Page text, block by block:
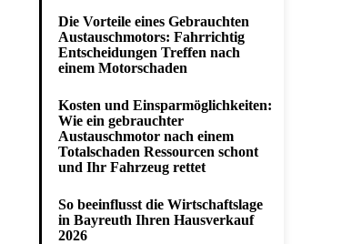
Die Vorteile eines Gebrauchten
Austauschmotors: Fahrrichtig
Entscheidungen Treffen nach
einem Motorschaden
Kosten und Einsparmöglichkeiten:
Wie ein gebrauchter
Austauschmotor nach einem
Totalschaden Ressourcen schont
und Ihr Fahrzeug rettet
So beeinflusst die Wirtschaftslage
in Bayreuth Ihren Hausverkauf
2026